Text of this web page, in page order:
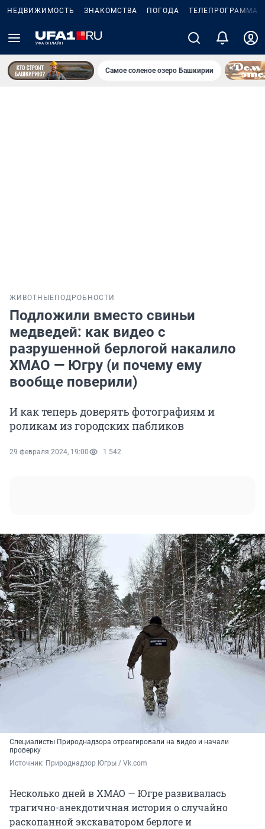
НЕДВИЖИМОСТЬ ЗНАКОМСТВА ПОГОДА ТЕЛЕПРОГРАММА
Самое соленое озеро Башкирии
ЖИВОТНЫЕ ПОДРОБНОСТИ
Подложили вместо свиньи
медведей: как видео с
разрушенной берлогой накалило
ХМАО — Югру (и почему ему
вообще поверили)
И как теперь доверять фотографиям и
роликам из городских пабликов
29 февраля 2024, 19:00 1 542
Специалисты Природнадзора отреагировали на видео и начали
проверку
Источник: Природнадзор Югры / Vk.com
Несколько дней в ХМАО — Югре развивалась
трагично-анекдотичная история о случайно
раскопанной экскаватором берлоге и